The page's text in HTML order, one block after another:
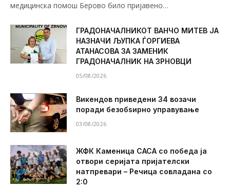
медицинска помош Берово било пријавено…
ГРАДОНАЧАЛНИКОТ ВАНЧО МИТЕВ ЈА
НАЗНАЧИ ЉУПКА ЃОРГИЕВА
АТАНАСОВА ЗА ЗАМЕНИК
ГРАДОНАЧАЛНИК НА ЗРНОВЦИ
05/08/2026
Викендов приведени 34 возачи
поради безобѕирно управување
03/08/2026
ЖФК Каменица САСА со победа ја
отвори серијата пријателски
натпревари – Речица совладана со
2:0